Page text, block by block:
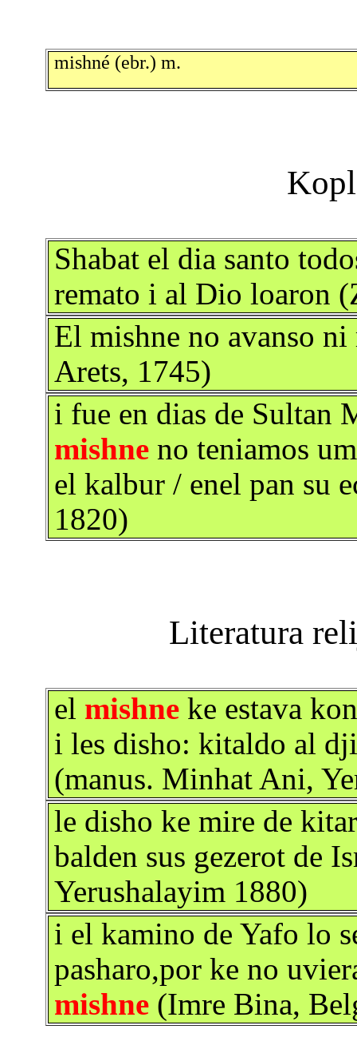
mishné (ebr.) m.
Shabat el dia santo
remato i al Dio loaron
El mishne no avanso
Arets, 1745)
i fue en dias de Sultan
mishne no teniamos
el kalbur / enel pan su
1820)
el mishne ke estava
i les disho: kitaldo al
(manus. Minhat Ani,
le disho ke mire de
balden sus gezerot de
Yerushalayim 1880)
i el kamino de Yafo lo
pasharo,por ke no
mishne (Imre Bina,